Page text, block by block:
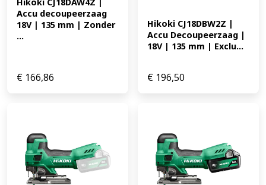
Accu decoupeerzaag
18V | 135 mm | Zonder
...
€ 166,86
Hikoki CJ18DBW2Z |
Accu Decoupeerzaag |
18V | 135 mm | Exclu...
€ 196,50